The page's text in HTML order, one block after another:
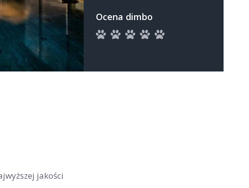
Ocena dimbo
jakości